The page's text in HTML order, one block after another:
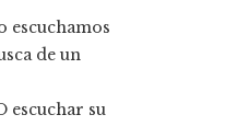
escuchamos
de un
escuchar su